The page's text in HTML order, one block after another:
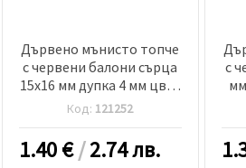
Дървено мънисто топче
с червени балони сърца
15x16 мм дупка 4 мм цвят
бял -10 броя
Код: 121252
1.40€/2.74 лв.
с